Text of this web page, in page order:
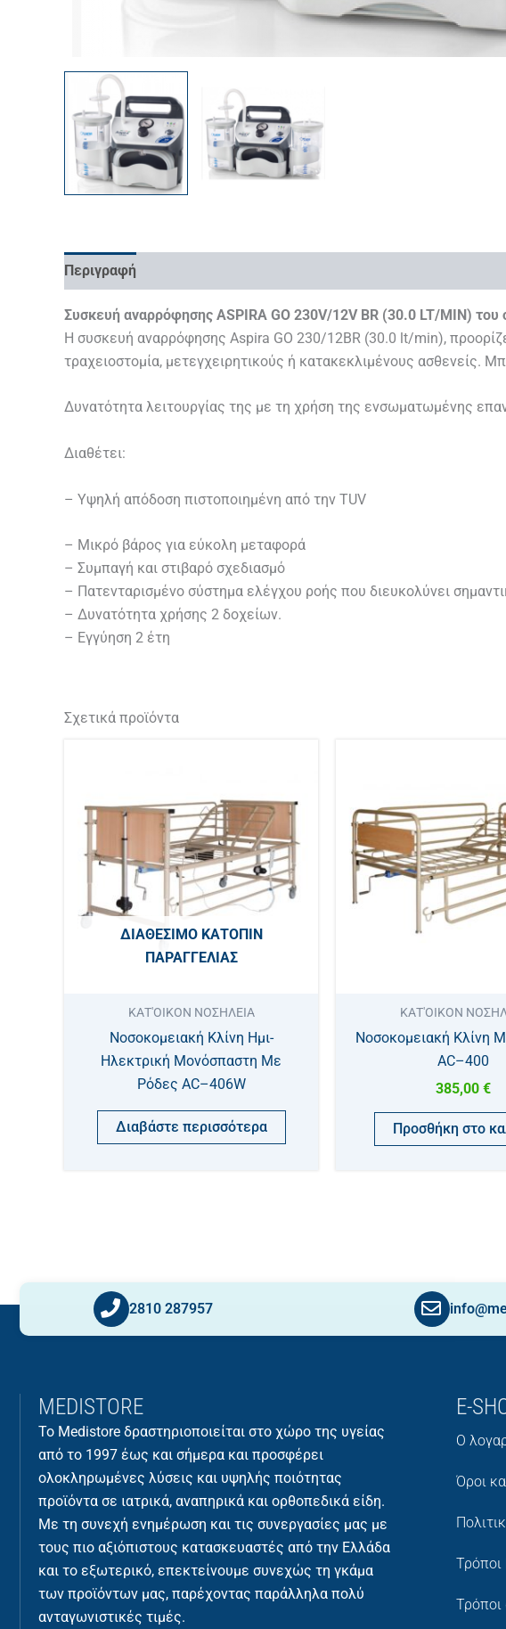
Περιγραφή
Συσκευή αναρρόφησης ASPIRA GO 230V/12V BR (30.0 LT/MIN) του
Η συσκευή αναρρόφησης Aspira GO 230/12BR (30.0 lt/min),
τραχειοστομία, μετεγχειρητικούς ή κατακεκλιμένους ασθενείς.
Δυνατότητα λειτουργίας της με τη χρήση της ενσωματωμένης
Διαθέτει:
– Υψηλή απόδοση πιστοποιημένη από την TUV
– Μικρό βάρος για εύκολη μεταφορά
– Συμπαγή και στιβαρό σχεδιασμό
– Πατενταρισμένο σύστημα ελέγχου ροής που διευκολύνει
– Δυνατότητα χρήσης 2 δοχείων.
– Εγγύηση 2 έτη
Σχετικά προϊόντα
ΔΙΑΘΈΣΙΜΟ ΚΑΤΌΠΙΝ
ΠΑΡΑΓΓΕΛΊΑΣ
ΚΑΤ'ΟΙΚΟΝ ΝΟΣΗΛΕΙΑ
Νοσοκομειακή Κλίνη Ημι-
Ηλεκτρική Μονόσπαστη Με
Ρόδες AC–406W
Διαβάστε περισσότερα
ΚΑΤ'ΟΙΚΟΝ
Νοσοκομειακή Κλίνη
AC–400
385,00 €
Προσθήκη στο
2810 287957
MEDISTORE
Το Medistore δραστηριοποιείται στο χώρο της υγείας
από το 1997 έως και σήμερα και προσφέρει
ολοκληρωμένες λύσεις και υψηλής ποιότητας
προϊόντα σε ιατρικά, αναπηρικά και ορθοπεδικά είδη.
Με τη συνεχή ενημέρωση και τις συνεργασίες μας με
τους πιο αξιόπιστους κατασκευαστές από την Ελλάδα
και το εξωτερικό, επεκτείνουμε συνεχώς τη γκάμα
των προϊόντων μας, παρέχοντας παράλληλα πολύ
ανταγωνιστικές τιμές.
E-
Ο
Όροι